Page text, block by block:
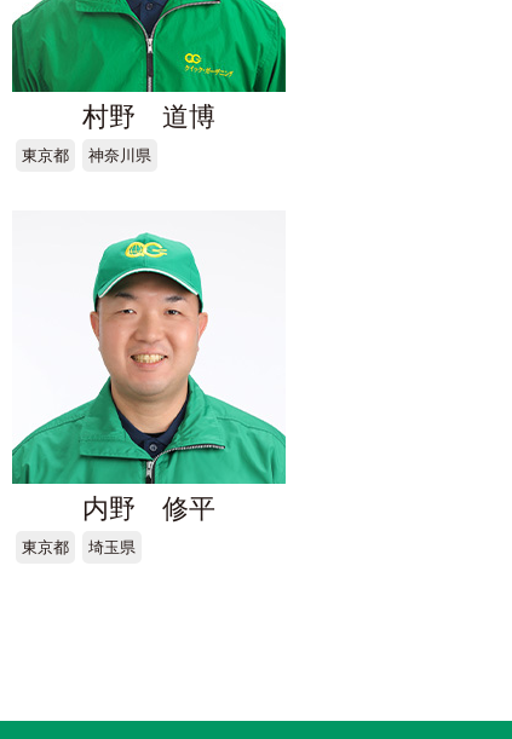
村野 道博
東京都 神奈川県
内野 修平
東京都 埼玉県